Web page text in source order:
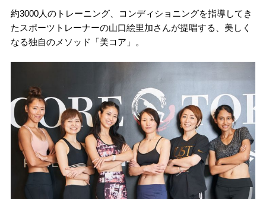
約3000人のトレーニング、コンディショニングを指導してき
たスポーツトレーナーの山口絵里加さんが提唱する、美しく
なる独自のメソッド「美コア」。